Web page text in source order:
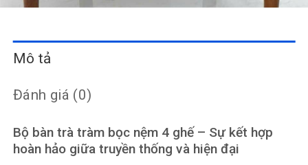
Mô tả
Đánh giá (0)
Bộ bàn trà tràm bọc nệm 4 ghế – Sự kết hợp
hoàn hảo giữa truyền thống và hiện đại